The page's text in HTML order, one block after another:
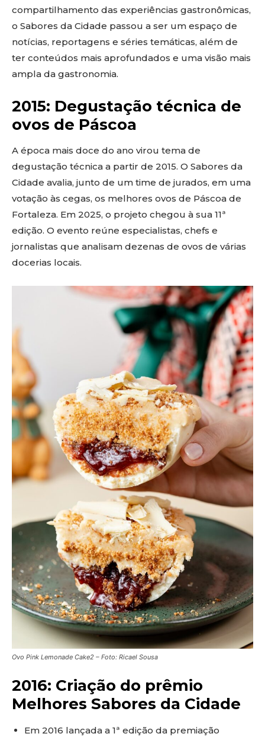
compartilhamento das experiências gastronômicas,
o Sabores da Cidade passou a ser um espaço de
notícias, reportagens e séries temáticas, além de
ter conteúdos mais aprofundados e uma visão mais
ampla da gastronomia.
2015: Degustação técnica de
ovos de Páscoa
A época mais doce do ano virou tema de
degustação técnica a partir de 2015. O Sabores da
Cidade avalia, junto de um time de jurados, em uma
votação às cegas, os melhores ovos de Páscoa de
Fortaleza. Em 2025, o projeto chegou à sua 11ª
edição. O evento reúne especialistas, chefs e
jornalistas que analisam dezenas de ovos de várias
docerias locais.
Ovo Pink Lemonade Cake2 – Foto: Ricael Sousa
2016: Criação do prêmio
Melhores Sabores da Cidade
Em 2016 lançada a 1ª edição da premiação